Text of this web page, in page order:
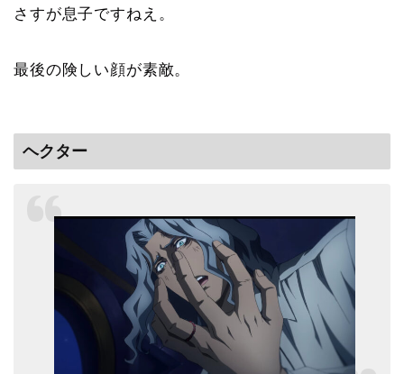
さすが息子ですねえ。
最後の険しい顔が素敵。
ヘクター